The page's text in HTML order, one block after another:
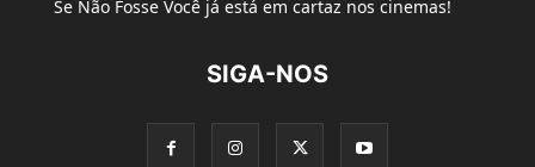
Se Não Fosse Você já está em cartaz nos cinemas!
SIGA-NOS